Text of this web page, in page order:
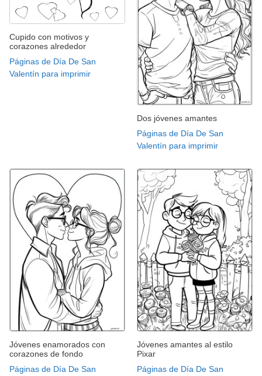
Cupido con motivos y
corazones alrededor
Páginas de Día De San
Valentín para imprimir
Dos jóvenes amantes
Páginas de Día De San
Valentín para imprimir
Jóvenes enamorados con
corazones de fondo
Páginas de Día De San
Jóvenes amantes al estilo
Pixar
Páginas de Día De San